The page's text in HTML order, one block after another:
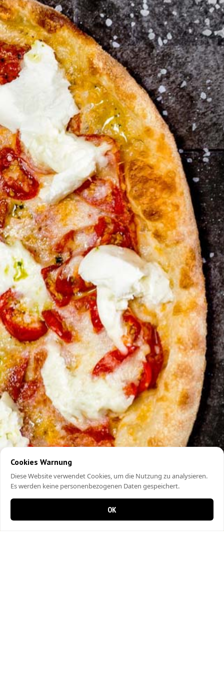
Cookies Warnung
Diese Website verwendet Cookies, um die Nutzung zu analysieren.
Es werden keine personenbezogenen Daten gespeichert.
OK